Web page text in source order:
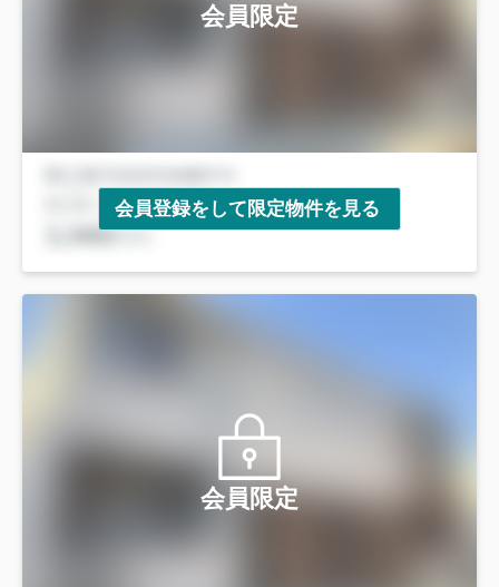
会員限定
会員登録をして限定物件を見る
会員限定